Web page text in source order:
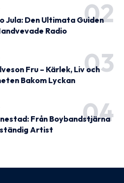
Jula: Den Ultimata Guiden
Radio
Fru – Kärlek, Liv och
Bakom Lyckan
Från Boybandstjärna
Artist